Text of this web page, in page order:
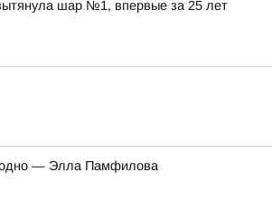
шар №1, впервые за 25 лет
— Элла Памфилова